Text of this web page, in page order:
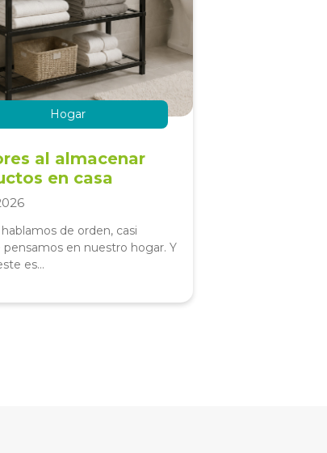
al almacenar
en casa
de orden, casi
pensamos en nuestro hogar. Y
es...
Hogar